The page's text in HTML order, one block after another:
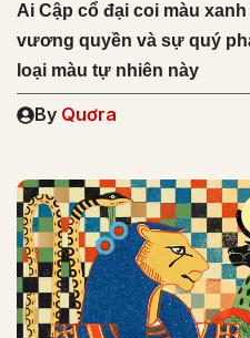
Ai Cập cổ đại coi màu
vương quyền và sự quý
loại màu tự nhiên này
By Quơra